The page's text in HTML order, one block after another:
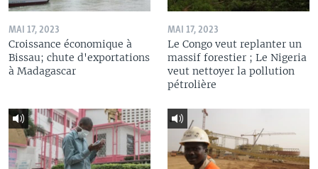
MAI 17, 2023
Croissance économique à
Bissau; chute d'exportations
à Madagascar
MAI 17, 2023
Le Congo veut replanter un
massif forestier ; Le Nigeria
veut nettoyer la pollution
pétrolière